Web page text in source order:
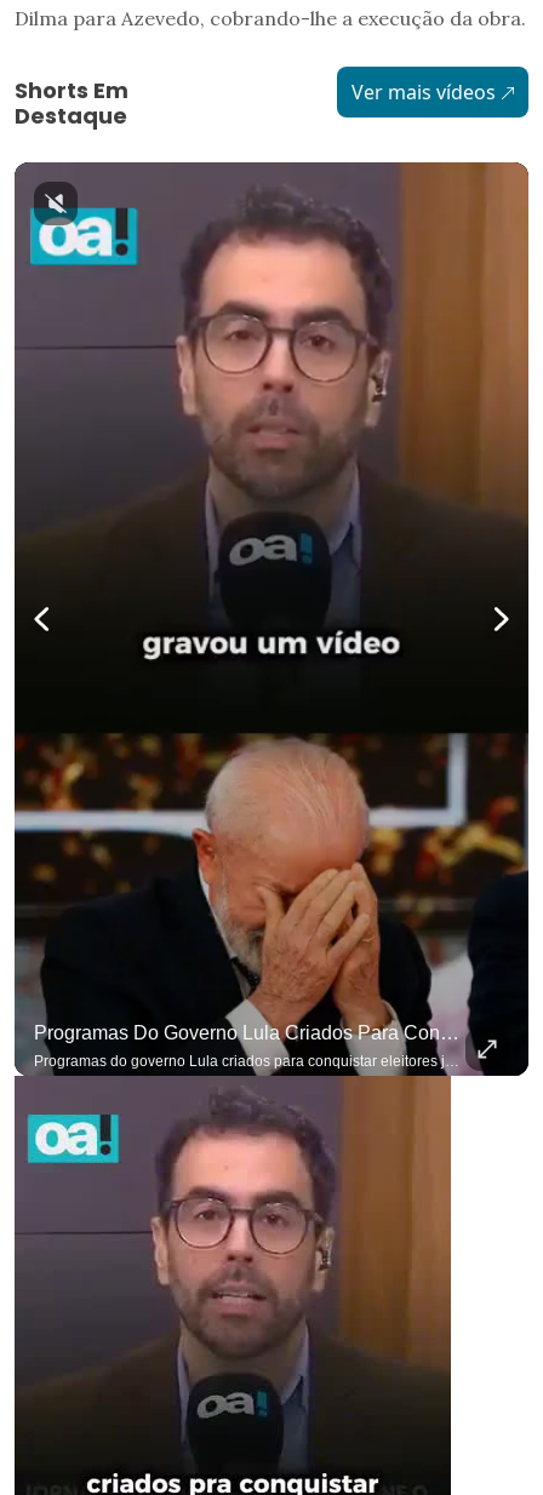
Dilma para Azevedo, cobrando-lhe a execução da obra.
Shorts Em
Destaque
Ver mais vídeos
Programas Do Governo Lula Criados Para Conquistar Eleitores Já Não Têm Mais O Mesmo Efeito
Programas do governo Lula criados para conquistar eleitores já não têm o mesmo efeito de campanhas anteriores. #OAntagonista Se você busca informação com credibilidade, inscreva-se agora e ative o